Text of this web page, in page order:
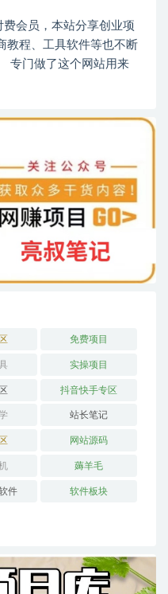
会员，本站分享创业项
教程、工具软件等也不断
专门做了这个网站用来
免费项目
实操项目
抖音快手专区
站长笔记
网站源码
薅羊毛
件 软件板块